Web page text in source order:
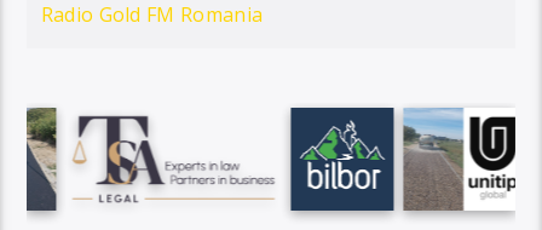
Radio Gold FM Romania